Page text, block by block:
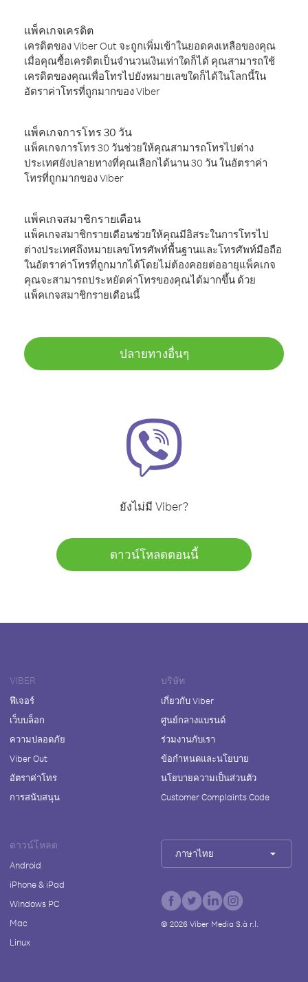
แพ็คเกจเครดิต
เครดิตของ Viber Out จะถูกเพิ่มเข้าในยอดคงเหลือของคุณ
เมื่อคุณซื้อเครดิตเป็นจำนวนเงินเท่าใดก็ได้ คุณสามารถใช้
เครดิตของคุณเพื่อโทรไปยังหมายเลขใดก็ได้ในโลกนี้ใน
อัตราค่าโทรที่ถูกมากของ Viber
แพ็คเกจการโทร 30 วัน
แพ็คเกจการโทร 30 วันช่วยให้คุณสามารถโทรไปต่าง
ประเทศยังปลายทางที่คุณเลือกได้นาน 30 วัน ในอัตราค่า
โทรที่ถูกมากของ Viber
แพ็คเกจสมาชิกรายเดือน
แพ็คเกจสมาชิกรายเดือนช่วยให้คุณมีอิสระในการโทรไป
ต่างประเทศถึงหมายเลขโทรศัพท์พื้นฐานและโทรศัพท์มือถือ
ในอัตราค่าโทรที่ถูกมากได้โดยไม่ต้องคอยต่ออายุแพ็คเกจ
คุณจะสามารถประหยัดค่าโทรของคุณได้มากขึ้น ด้วย
แพ็คเกจสมาชิกรายเดือนนี้
ปลายทางอื่นๆ
ยังไม่มี Viber?
ดาวน์โหลดตอนนี้
VIBER
ฟีเจอร์
เว็บบล็อก
ความปลอดภัย
Viber Out
อัตราค่าโทร
การสนับสนุน
บริษัท
เกี่ยวกับ Viber
ศูนย์กลางแบรนด์
ร่วมงานกับเรา
ข้อกำหนดและนโยบาย
นโยบายความเป็นส่วนตัว
Customer Complaints Code
ดาวน์โหลด
Android
iPhone & iPad
Windows PC
Mac
Linux
ภาษาไทย
© 2026Viber Media S.à r.l.